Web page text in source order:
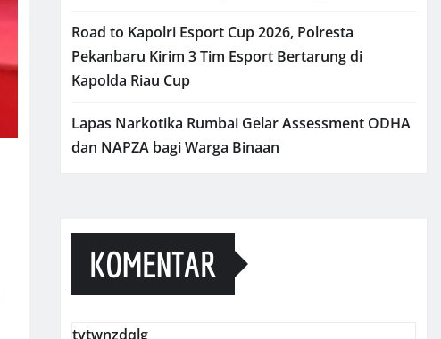
Road to Kapolri Esport Cup 2026, Polresta
Pekanbaru Kirim 3 Tim Esport Bertarung di
Kapolda Riau Cup
Lapas Narkotika Rumbai Gelar Assessment ODHA
dan NAPZA bagi Warga Binaan
KOMENTAR
tytwnzdqlg